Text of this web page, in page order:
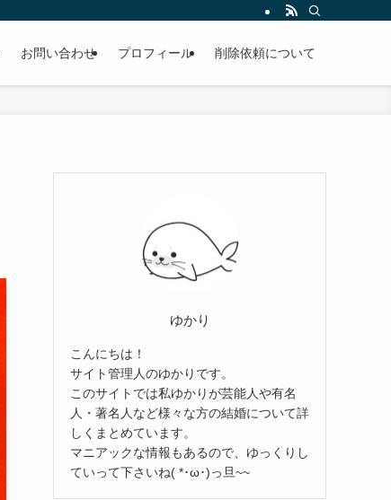
お問い合わせ プロフィール 削除依頼について
ゆかり
こんにちは！
サイト管理人のゆかりです。
このサイトでは私ゆかりが芸能人や有名
人・著名人など様々な方の結婚について詳
しくまとめています。
マニアックな情報もあるので、ゆっくりし
ていって下さいね( *･ω･)っ旦~~